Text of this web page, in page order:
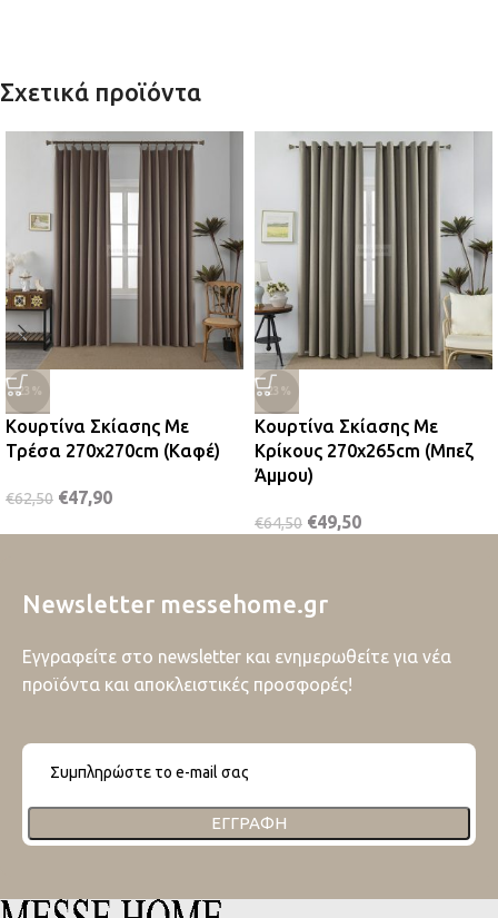
Σχετικά προϊόντα
-23%
Κουρτίνα Σκίασης Με
Τρέσα 270x270cm (Καφέ)
€62,50 €47,90
-23%
Κουρτίνα Σκίασης Με
Κρίκους 270x265cm (Μπεζ
Άμμου)
€64,50 €49,50
Newsletter messehome.gr
Εγγραφείτε στο newsletter και ενημερωθείτε για νέα
προϊόντα και αποκλειστικές προσφορές!
ΕΓΓΡΑΦΉ